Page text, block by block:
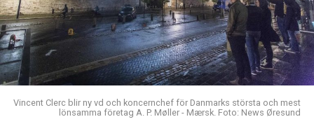
Vincent Clerc blir ny vd och koncernchef för Danmarks största och mest
lönsamma företag A. P. Møller - Mærsk. Foto: News Øresund